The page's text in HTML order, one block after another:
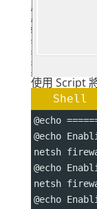
使用 Script
Shell
@echo
@echo
netsh
@echo
netsh
@echo